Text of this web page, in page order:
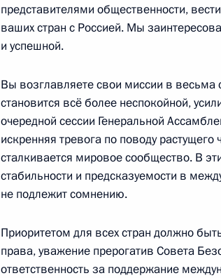
Пленарное заседание форума
4 октября 2017 года, 15:40 Москва
3 октября 2017 года, вторник
Совместное заседание Совета по
и спорта и наблюдательного совета
Москва, Кремль
представителями общественности,
ваших стран с Россией. Мы
и успешной.
Вы возглавляете свои миссии в
становится всё более неспокойной,
очередной сессии Генеральной
искренняя тревога по поводу
сталкивается мировое сообщество. В
стабильности и предсказуемости в
не подлежит сомнению.
Приоритетом для всех стран должно
права, уважение прерогатив Совета
ответственность за поддержание